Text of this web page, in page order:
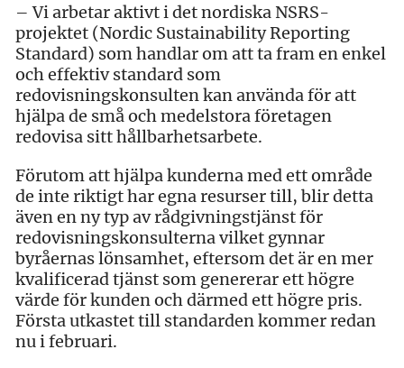
– Vi arbetar aktivt i det nordiska NSRS-
projektet (Nordic Sustainability Reporting
Standard) som handlar om att ta fram en enkel
och effektiv standard som
redovisningskonsulten kan använda för att
hjälpa de små och medelstora företagen
redovisa sitt hållbarhetsarbete.
Förutom att hjälpa kunderna med ett område
de inte riktigt har egna resurser till, blir detta
även en ny typ av rådgivningstjänst för
redovisningskonsulterna vilket gynnar
byråernas lönsamhet, eftersom det är en mer
kvalificerad tjänst som genererar ett högre
värde för kunden och därmed ett högre pris.
Första utkastet till standarden kommer redan
nu i februari.